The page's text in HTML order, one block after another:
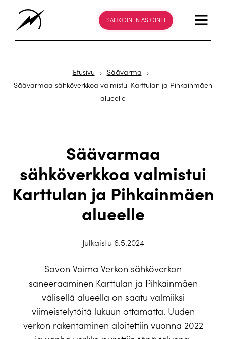
SÄHKÖINEN ASIOINTI
Etusivu › Säävarma
›
Säävarmaa sähköverkkoa valmistui Karttulan ja Pihkainmäen
alueelle
Säävarmaa
sähköverkkoa valmistui
Karttulan ja Pihkainmäen
alueelle
Julkaistu 6.5.2024
Savon Voima Verkon sähköverkon
saneeraaminen Karttulan ja Pihkainmäen
välisellä alueella on saatu valmiiksi
viimeistelytöitä lukuun ottamatta. Uuden
verkon rakentaminen aloitettiin vuonna 2022